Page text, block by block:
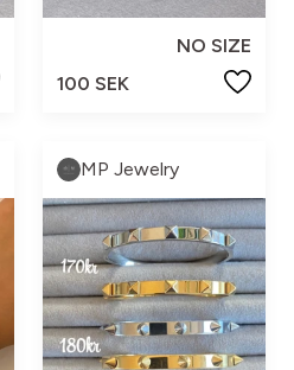
NO SIZE
100 SEK
MP Jewelry